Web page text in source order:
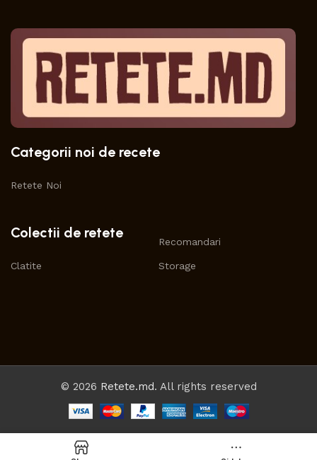
Categorii noi de recete
Retete Noi
Colectii de retete
Clatite
Recomandari
Storage
© 2026 Retete.md. All rights reserved